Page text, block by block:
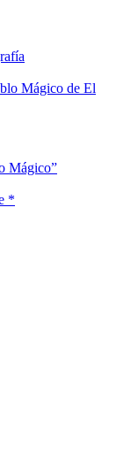
Mágico de El
Mágico”
*